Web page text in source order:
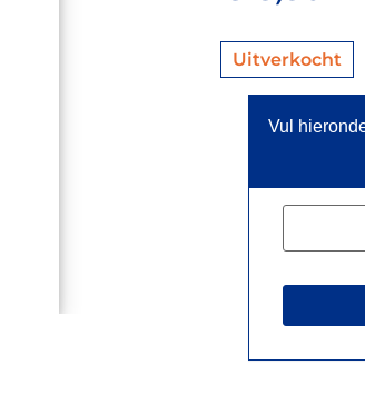
Uitverkocht
Vul